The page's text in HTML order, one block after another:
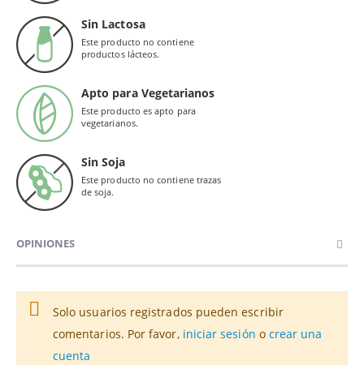
Sin Lactosa
Este producto no contiene
productos lácteos.
Apto para Vegetarianos
Este producto es apto para
vegetarianos.
Sin Soja
Este producto no contiene trazas
de soja.
OPINIONES
Solo usuarios registrados pueden escribir
comentarios. Por favor, iniciar sesión o crear una
cuenta